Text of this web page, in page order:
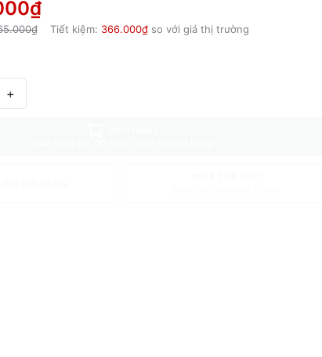
Tiết kiệm: 366.000₫so với giá thị trường
+